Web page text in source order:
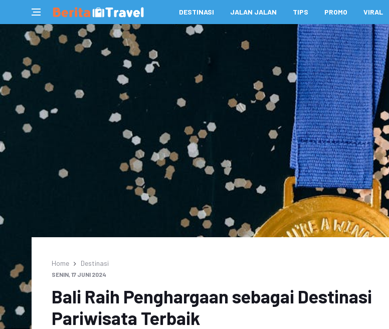
DESTINASI JALAN JALAN TIPS PROMO VIRAL
Home Destinasi
SENIN, 17 JUNI 2024
Bali Raih Penghargaan sebagai Destinasi
Pariwisata Terbaik